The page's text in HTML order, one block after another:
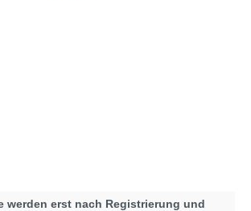
werden erst nach Registrierung und